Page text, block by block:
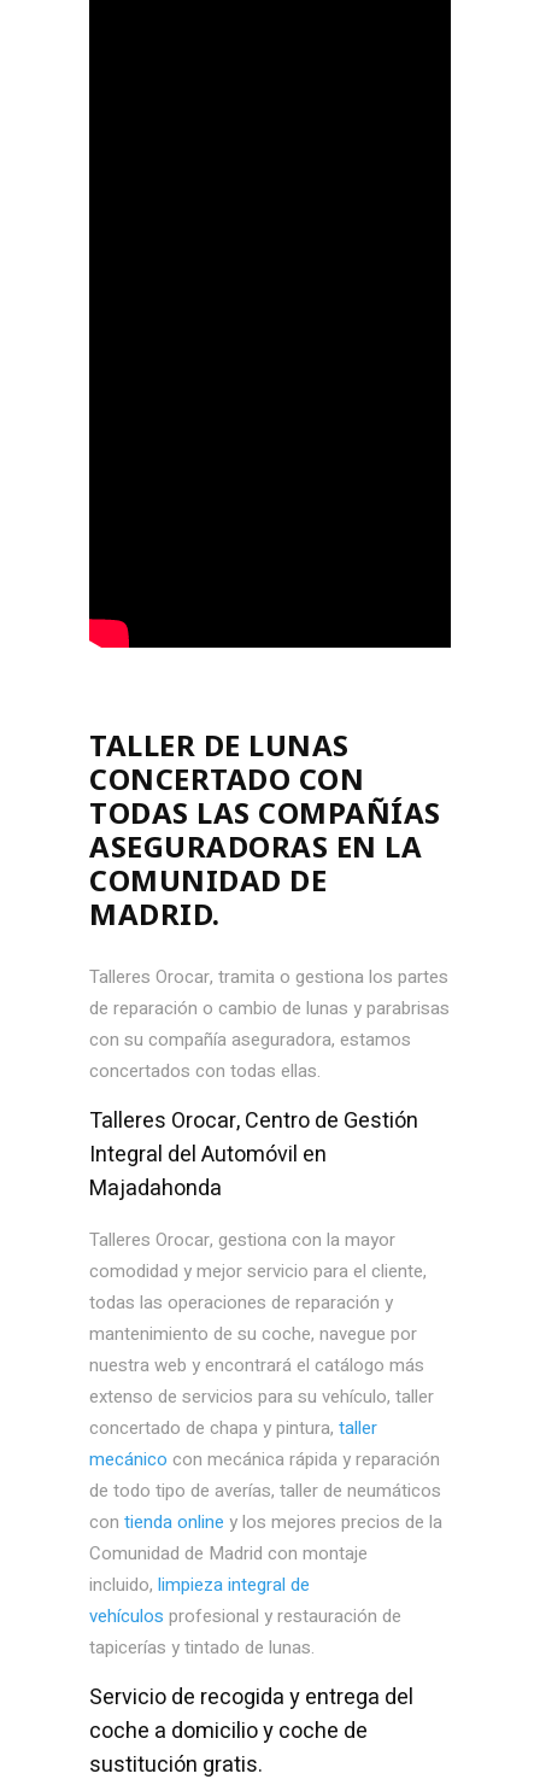
TALLER DE LUNAS
CONCERTADO CON
TODAS LAS COMPAÑÍAS
ASEGURADORAS EN LA
COMUNIDAD DE
MADRID.
Talleres Orocar, tramita o gestiona los partes
de reparación o cambio de lunas y parabrisas
con su compañía aseguradora, estamos
concertados con todas ellas.
Talleres Orocar, Centro de Gestión
Integral del Automóvil en
Majadahonda
Talleres Orocar, gestiona con la mayor
comodidad y mejor servicio para el cliente,
todas las operaciones de reparación y
mantenimiento de su coche, navegue por
nuestra web y encontrará el catálogo más
extenso de servicios para su vehículo, taller
concertado de chapa y pintura, taller
mecánico con mecánica rápida y reparación
de todo tipo de averías, taller de neumáticos
con tienda online y los mejores precios de la
Comunidad de Madrid con montaje
incluido, limpieza integral de
vehículos profesional y restauración de
tapicerías y tintado de lunas.
Servicio de recogida y entrega del
coche a domicilio y coche de
sustitución gratis.